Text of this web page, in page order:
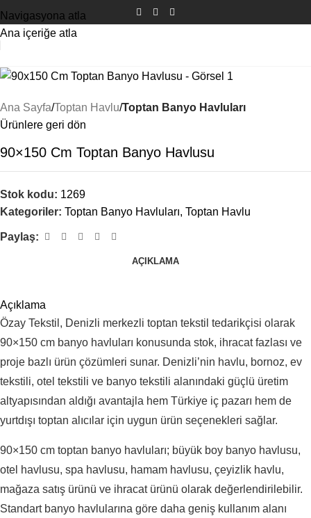
Navigasyona atla
Ana içeriğe atla
Ana Sayfa Toptan Havlu Toptan Banyo Havluları
Ürünlere geri dön
90×150 Cm Toptan Banyo Havlusu
Stok kodu: 1269
Kategoriler: Toptan Banyo Havluları, Toptan Havlu
Paylaş:
AÇIKLAMA
Açıklama
Özay Tekstil, Denizli merkezli toptan tekstil tedarikçisi olarak
90×150 cm banyo havluları konusunda stok, ihracat fazlası ve
proje bazlı ürün çözümleri sunar. Denizli’nin havlu, bornoz, ev
tekstili, otel tekstili ve banyo tekstili alanındaki güçlü üretim
altyapısından aldığı avantajla hem Türkiye iç pazarı hem de
yurtdışı toptan alıcılar için uygun ürün seçenekleri sağlar.
90×150 cm toptan banyo havluları; büyük boy banyo havlusu,
otel havlusu, spa havlusu, hamam havlusu, çeyizlik havlu,
mağaza satış ürünü ve ihracat ürünü olarak değerlendirilebilir.
Standart banyo havlularına göre daha geniş kullanım alanı